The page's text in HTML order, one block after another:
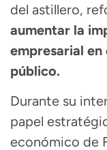
del astillero,
aumentar la
empresarial
público.
Durante su
papel
económico de